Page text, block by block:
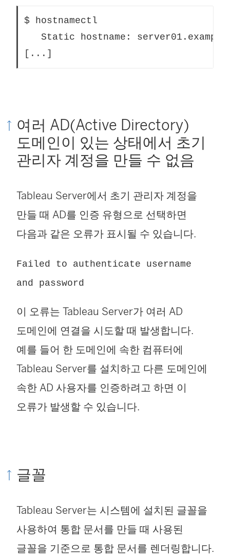
$ hostnamectl
Static hostname:
[...]
여러 AD(Active Directory)
도메인이 있는 상태에서 초기
관리자 계정을 만들 수 없음
Tableau Server에서 초기 관리자 계정을
만들 때 AD를 인증 유형으로 선택하면
다음과 같은 오류가 표시될 수 있습니다.
Failed to authenticate username
and password
이 오류는 Tableau Server가 여러 AD
도메인에 연결을 시도할 때 발생합니다.
예를 들어 한 도메인에 속한 컴퓨터에
Tableau Server를 설치하고 다른 도메인에
속한 AD 사용자를 인증하려고 하면 이
오류가 발생할 수 있습니다.
글꼴
Tableau Server는 시스템에 설치된 글꼴을
사용하여 통합 문서를 만들 때 사용된
글꼴을 기준으로 통합 문서를 렌더링합니다.